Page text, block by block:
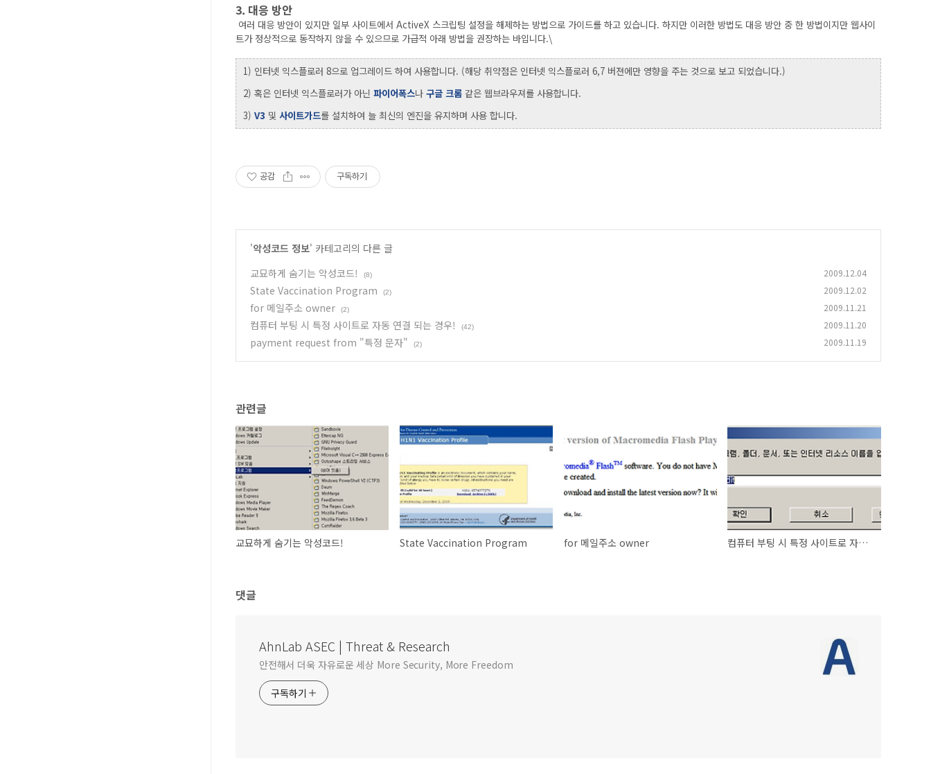
3. 대응 방안
여러 대응 방안이 있지만 일부 사이트에서 ActiveX 스크립팅 설정을 해제하는 방법으로 가이드를 하고 있습니다. 하지만 이러한 방법도 대응 방안 중 한 방법이지만 웹사이
트가 정상적으로 동작하지 않을 수 있으므로 가급적 아래 방법을 권장하는 바입니다.\
1) 인터넷 익스플로러 8으로 업그레이드 하여 사용합니다. (해당 취약점은 인터넷 익스플로러 6,7 버젼에만 영향을 주는 것으로 보고 되었습니다.)
2) 혹은 인터넷 익스플로러가 아닌 파이어폭스나 구글 크롬같은 웹브라우져를 사용합니다.
3) V3 및 사이트가드를 설치하여 늘 최신의 엔진을 유지하며 사용 합니다.
공감 구독하기
'악성코드 정보' 카테고리의 다른 글
교묘하게 숨기는 악성코드!
(8) 2009.12.04
State Vaccination Program (2) 2009.12.02
for 메일주소 owner (2) 2009.11.21
컴퓨터 부팅 시 특정 사이트로 자동 연결 되는 경우! (42) 2009.11.20
payment request from "특정 문자" (2) 2009.11.19
관련글
교묘하게 숨기는 악성코드! State Vaccination Program for 메일주소 owner 컴퓨터 부팅 시 특정 사이트로 자동 연결 되는 경우!
댓글
AhnLab ASEC | Threat & Research
안전해서 더욱 자유로운 세상 More Security, More Freedom
구독하기